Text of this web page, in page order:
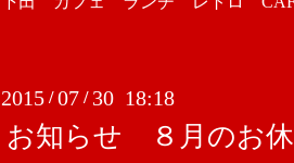
2015 /07 / 30 18:18
お知らせ ８月のお休